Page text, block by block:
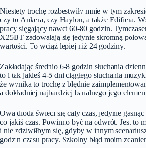
Niestety trochę rozbestwiły mnie w tym
czy to Ankera, czy Haylou, a także Edifiera.
pracy sięgający nawet 60-80 godzin.
X25BT zadowalają się jedynie skromną
wartości. To wciąż lepiej niż 24 godziny.
Zakładając średnio 6-8 godzin słuchania
to i tak jakieś 4-5 dni ciągłego słuchania
że wynika to trochę z błędnie
a dokładniej najbardziej banalnego jego
Owa dioda świeci się cały czas, jedynie gasnąc
co jakiś czas. Powinno być na odwrót. Jest to
i nie zdziwiłbym się, gdyby w innym
godzin czasu pracy. Szkolny błąd moim